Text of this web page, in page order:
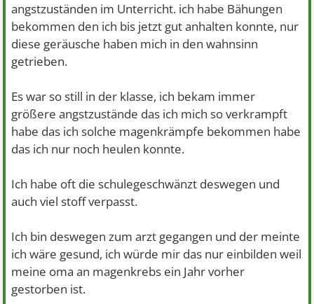
angstzuständen im Unterricht. ich habe Bähungen
bekommen den ich bis jetzt gut anhalten konnte, nur
diese geräusche haben mich in den wahnsinn
getrieben.
Es war so still in der klasse, ich bekam immer
größere angstzustände das ich mich so verkrampft
habe das ich solche magenkrämpfe bekommen habe
das ich nur noch heulen konnte.
Ich habe oft die schulegeschwänzt deswegen und
auch viel stoff verpasst.
Ich bin deswegen zum arzt gegangen und der meinte
ich wäre gesund, ich würde mir das nur einbilden weil
meine oma an magenkrebs ein Jahr vorher
gestorben ist.